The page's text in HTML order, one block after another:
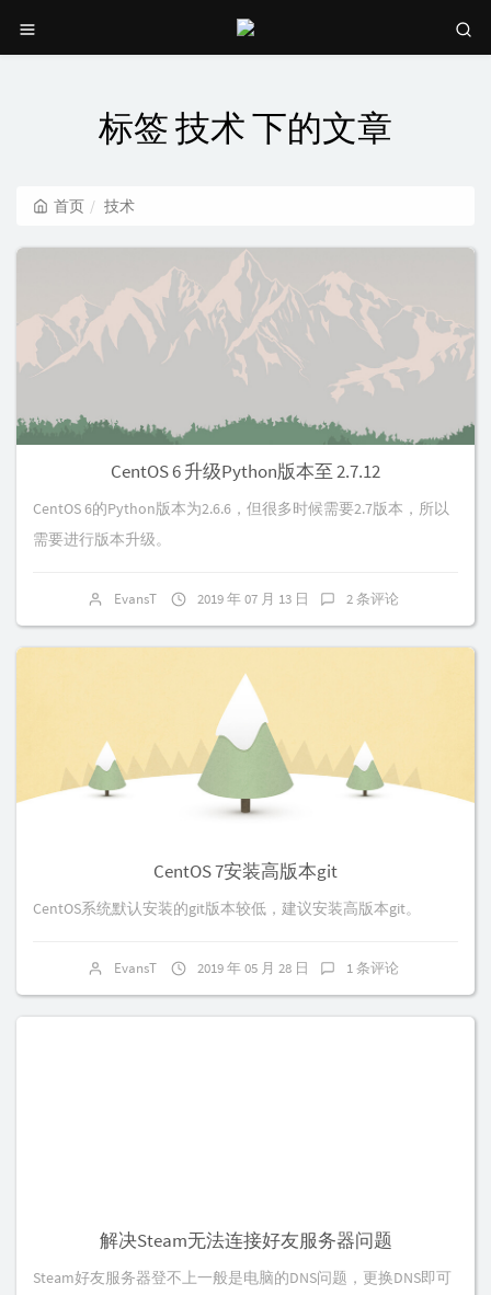
标签 技术 下的文章
首页 技术
CentOS 6 升级Python版本至 2.7.12
CentOS 6的Python版本为2.6.6，但很多时候需要2.7版本，所以
需要进行版本升级。
EvansT 2019 年 07 月 13 日 2 条评论
CentOS 7安装高版本git
CentOS系统默认安装的git版本较低，建议安装高版本git。
EvansT 2019 年 05 月 28 日 1 条评论
解决Steam无法连接好友服务器问题
Steam好友服务器登不上一般是电脑的DNS问题，更换DNS即可